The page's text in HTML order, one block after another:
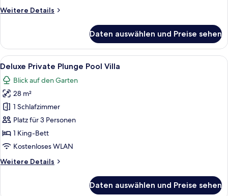
Weitere Details
Weitere
Villa
Sea
View
Daten auswählen und Preise sehen
Alle
Fotos
für
Deluxe
Private
Plunge
Pool
Villa
Ein Hotelzimmer mit einem großen
9
Deluxe Private Plunge Pool Villa
Blick auf den Garten
28 m²
1 Schlafzimmer
Platz für 3 Personen
1 King-Bett
Kostenloses WLAN
Weitere Details
Weitere
Daten auswählen und Preise sehen